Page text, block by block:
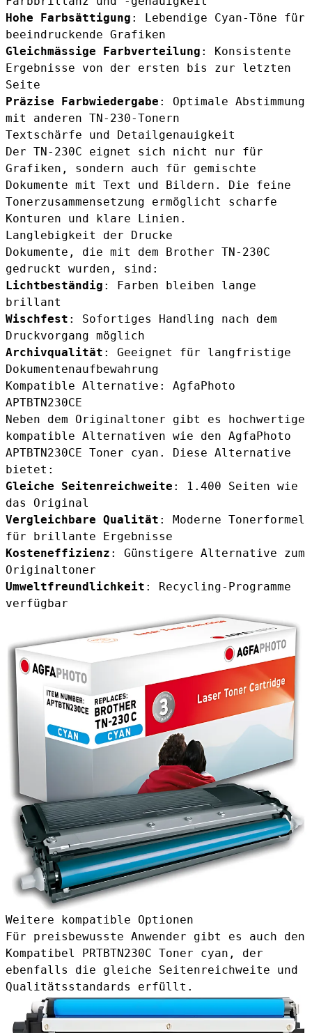
Hohe Farbsättigung : Lebendige Cyan-Töne für
beeindruckende Grafiken
Gleichmässige Farbverteilung : Konsistente
Ergebnisse von der ersten bis zur letzten
Seite
Präzise Farbwiedergabe : Optimale Abstimmung
mit anderen TN-230-Tonern
Textschärfe und Detailgenauigkeit
Der TN-230C eignet sich nicht nur für
Grafiken, sondern auch für gemischte
Dokumente mit Text und Bildern. Die feine
Tonerzusammensetzung ermöglicht scharfe
Konturen und klare Linien.
Langlebigkeit der Drucke
Dokumente, die mit dem Brother TN-230C
gedruckt wurden, sind:
Lichtbeständig : Farben bleiben lange
brillant
Wischfest : Sofortiges Handling nach dem
Druckvorgang möglich
Archivqualität : Geeignet für langfristige
Dokumentenaufbewahrung
Kompatible Alternative: AgfaPhoto
APTBTN230CE
Neben dem Originaltoner gibt es hochwertige
kompatible Alternativen wie den AgfaPhoto
APTBTN230CE Toner cyan . Diese Alternative
bietet:
Gleiche Seitenreichweite : 1.400 Seiten wie
das Original
Vergleichbare Qualität : Moderne Tonerformel
für brillante Ergebnisse
Kosteneffizienz : Günstigere Alternative zum
Originaltoner
Umweltfreundlichkeit : Recycling-Programme
verfügbar
Weitere kompatible Optionen
Für preisbewusste Anwender gibt es auch den
Kompatibel PRTBTN230C Toner cyan , der
ebenfalls die gleiche Seitenreichweite und
Qualitätsstandards erfüllt.